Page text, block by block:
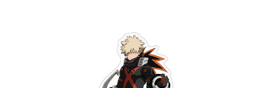
アニメ『僕のヒーローアカデミア』10周年